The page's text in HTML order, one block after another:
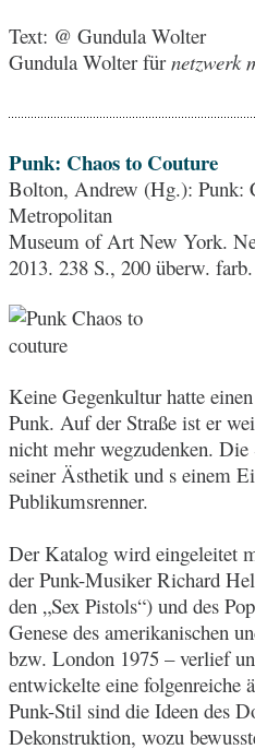
Text: @ Gundula Wolter
Gundula Wolter fürnetzwerk
Punk: Chaos to Couture
Bolton, Andrew (Hg.): Punk:
Metropolitan
Museum of Art New York.
2013. 238 S., 200 überw.
Keine Gegenkultur hatte
Punk. Auf der Straße ist er
nicht mehr wegzudenken.
seiner Ästhetik und s einem
Publikumsrenner.
Der Katalog wird eingeleitet
der Punk-Musiker Richard
den „Sex Pistols“) und des
Genese des amerikanischen
bzw. London 1975 – verlief
entwickelte eine folgenreiche
Punk-Stil sind die Ideen des
Dekonstruktion, wozu